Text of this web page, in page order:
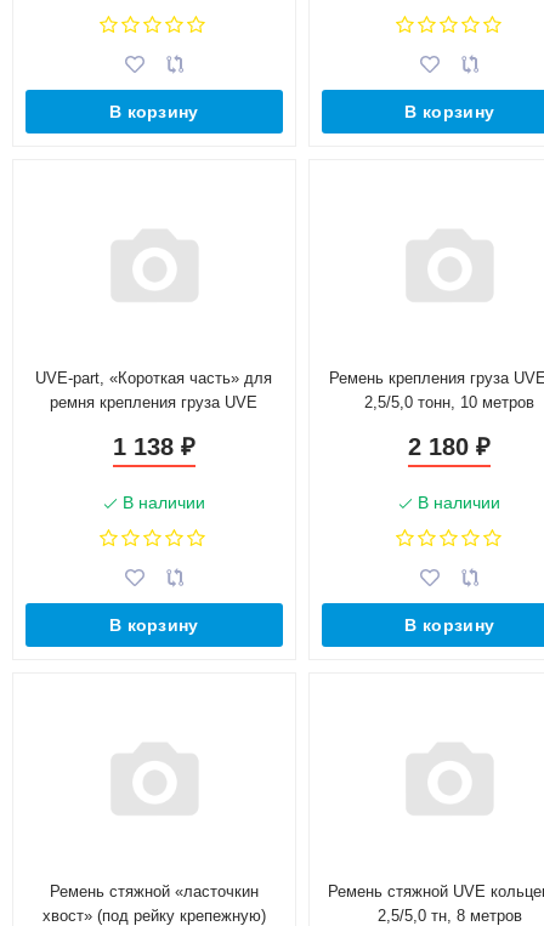
В корзину В корзину
UVE-part, «Короткая часть» для
ремня крепления груза UVE
1 138 ₽
В наличии
В корзину
Ремень крепления груза
2,5/5,0 тонн, 10 метров
2 180₽
В наличии
В корзину
Ремень стяжной «ласточкин
хвост» (под рейку крепежную)
Ремень стяжной UVE
2,5/5,0 тн, 8 метров